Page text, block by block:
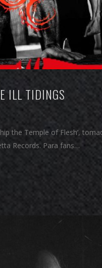
ILL TIDINGS
the Temple of Flesh’,
Records. Para fans…